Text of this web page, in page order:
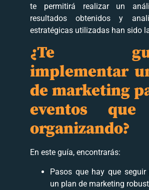
te permitirá realizar un
resultados obtenidos y
estratégicas utilizadas han sido
¿Te
implementar
de marketing
eventos que
organizando?
En este guía, encontrarás:
Pasos que hay que
un plan de marketing